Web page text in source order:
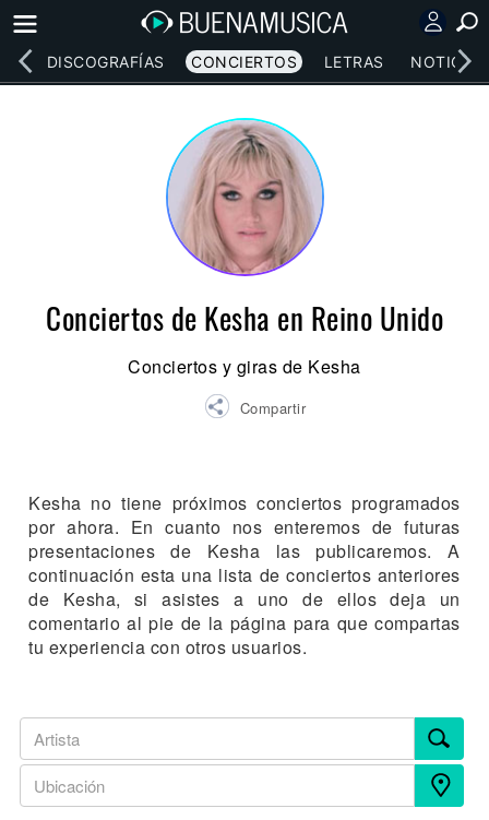
DISCOGRAFÍAS CONCIERTOS LETRAS NOTICIAS
Conciertos de Kesha en Reino Unido
Conciertos y giras de Kesha
Compartir
Kesha no tiene próximos conciertos programados
por ahora. En cuanto nos enteremos de futuras
presentaciones de Kesha las publicaremos. A
continuación esta una lista de conciertos anteriores
de Kesha, si asistes a uno de ellos deja un
comentario al pie de la página para que compartas
tu experiencia con otros usuarios.